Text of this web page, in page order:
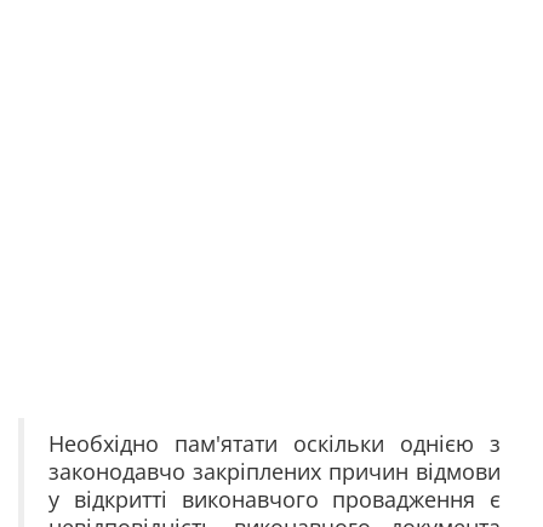
Необхідно пам'ятати оскільки однією з
законодавчо закріплених причин відмови
у відкритті виконавчого провадження є